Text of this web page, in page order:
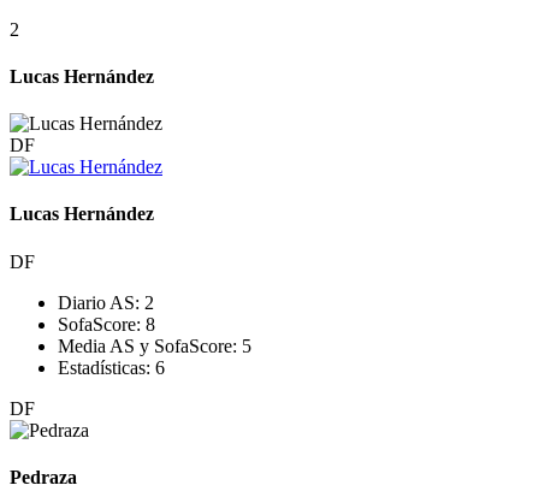
2
Lucas Hernández
DF
Lucas Hernández
DF
Diario AS: 2
SofaScore: 8
Media AS y SofaScore: 5
Estadísticas: 6
DF
Pedraza